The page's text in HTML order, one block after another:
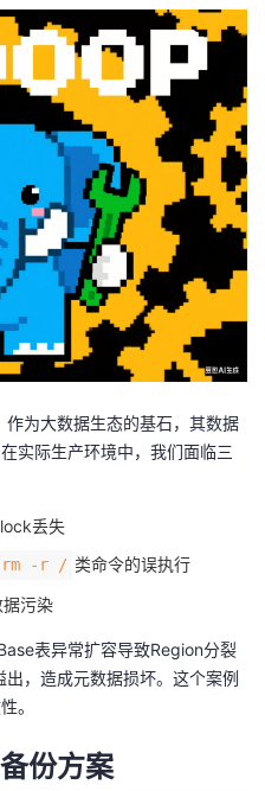
为大数据生态的基石，其数据
实际生产环境中，我们面临三
丢失
rm -r / 类命令的误执行
污染
表异常扩容导致Region分裂
，造成元数据损坏。这个案例
。
份方案